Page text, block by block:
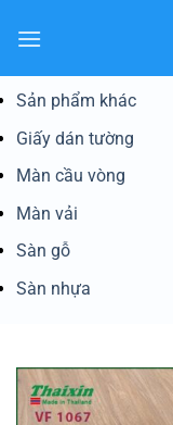
qua
dungSản phẩm khác
Giấy dán tường
Màn cầu vòng
Màn vải
Sàn gỗ
Sàn nhựa